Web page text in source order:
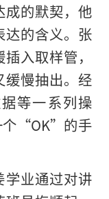
成的默契，他
达的含义。张
入取样管，
缓慢抽出。经
等一系列操
个“OK”的手
业通过对讲